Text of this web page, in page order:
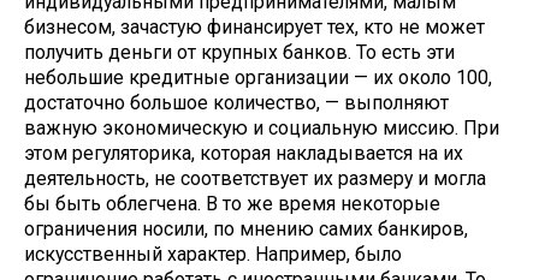
бизнесом, зачастую финансирует тех, кто не может
получить деньги от крупных банков. То есть эти
небольшие кредитные организации — их около 100,
достаточно большое количество, — выполняют
важную экономическую и социальную миссию. При
этом регуляторика, которая накладывается на их
деятельность, не соответствует их размеру и могла
бы быть облегчена. В то же время некоторые
ограничения носили, по мнению самих банкиров,
искусственный характер. Например, было